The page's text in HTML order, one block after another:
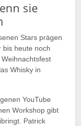
sie
Stars prägen
bis heute noch
Whisky in
YouTube
Workshop gibt
Patrick